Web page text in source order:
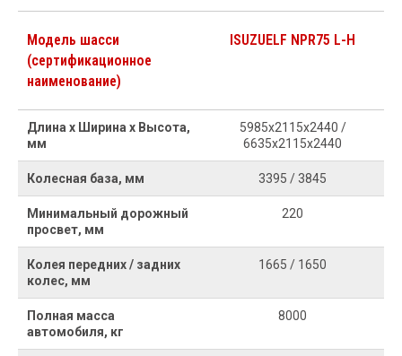
Модель шасси
(сертификационное
наименование)
ISUZUELF NPR75 L-H
Длина х Ширина х Высота,
мм
5985х2115х2440 /
6635x2115x2440
Колесная база, мм 3395 / 3845
Минимальный дорожный
просвет, мм
220
Колея передних / задних
колес, мм
1665 / 1650
Полная масса
автомобиля, кг
8000